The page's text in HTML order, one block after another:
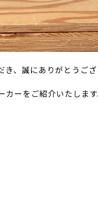
、誠にありがとうござ
ーをご紹介いたします